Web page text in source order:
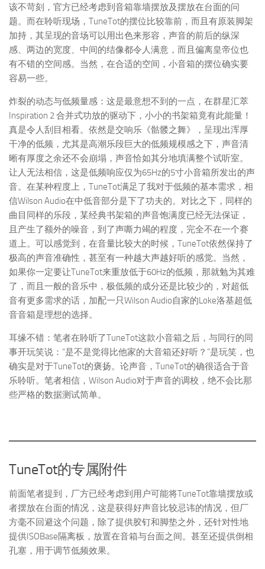
该不苛刻，官方已经考虑到音箱靠墙摆放及摆放在台面的问
题。而在聆听现场，TuneTot的摆位比较靠前，而且有原装脚架
加持，其呈现的音场可以用出色来形容，声音的前后的纵深
感、两边的宽度、中间的结像都令人满意，而且偏离皇帝位也
有不错的空间感。当然，在合适的空间，小音箱的摆位确实要
容易一些。
炸裂的动态与低频量感：这是最意想不到的一点，在群星汇萃
Inspiration 2 合并式功放的驱动下，小小的书架箱竟有此能量！
真是令人刮目相看。依然是交响乐《骷髅之舞》，呈现出浑厚
干净的低频，尤其是高潮乐段巨大的低频规模感之下，声音清
晰有厚度之余还不会崩塌，声音恰如其分地填满整个试听室。
让人无法相信，这是低频响应仅为65Hz的5寸小音箱所发出的声
音。在某种程度上，TuneTot满足了我对于低频的基本需求，相
信Wilson Audio在中低音部分是下了功夫的。对比之下，同样的
曲目同样的乐段，某经典书架箱的声音饱满度已经无法保证，
且产生了额外的噪音，到了声嘶力竭的程度，完全不在一个赛
道上。可以感觉到，在音量比较大的时候，TuneTot依然保持了
极高的声音准确性，甚至有一种越大声越好听的感觉。当然，
如果你一定要让TuneTot来重放低于60Hz的低频，那就勉为其难
了，而且一般的音乐中，极低频的成分还是比较少的，对超低
音有更多需求的话，加配一只Wilson Audio自家的Loke洛基超低
音音箱是理想的选择。
耳缘不错：笔者在聆听了TuneTot这款小音箱之后，与同行的同
事开玩笑说：“是不是觉得比他家的大音箱还好听？”是玩笑，也
确实是对于TuneTot的褒扬。论声音，TuneTot的确很适合于音
乐聆听。笔者相信，Wilson Audio对于声音的调校，绝不会比那
些严格的数据测试简单。
TuneTot的专属附件
前面笔者提到，厂方已经考虑到用户可能将TuneTot靠墙摆放或
者摆放在台面的情况，这是获得好声音比较忌讳的情况，但厂
方毫不回避这个问题，除了提供胶钉和脚垫之外，还针对性地
提供ISOBase隔离板，放置在音箱与台面之间。甚至还提供倒相
孔塞，用于调节低频效果。